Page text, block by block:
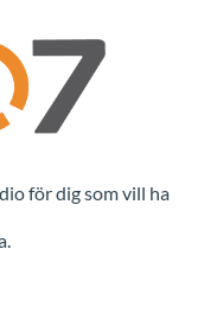
för dig som vill ha